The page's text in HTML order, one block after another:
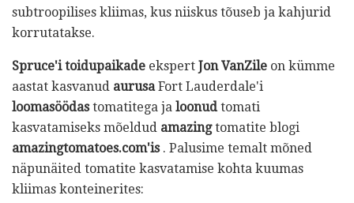
subtroopilises kliimas, kus niiskus tõuseb ja kahjurid
korrutatakse.
Spruce'i toidupaikade ekspert Jon VanZile on kümme
aastat kasvanud aurusaFort Lauderdale'i
loomasöödastomatitega ja loonud tomati
kasvatamiseks mõeldud amazingtomatite blogi
amazingtomatoes.com'is. Palusime temalt mõned
näpunäited tomatite kasvatamise kohta kuumas
kliimas konteinerites: